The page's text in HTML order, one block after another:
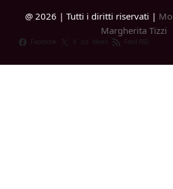
@ 2026 | Tutti i diritti riservati |
Margherita Tizzi
Facebook X News Feed RSS